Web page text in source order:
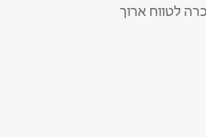
לטווח ארוך